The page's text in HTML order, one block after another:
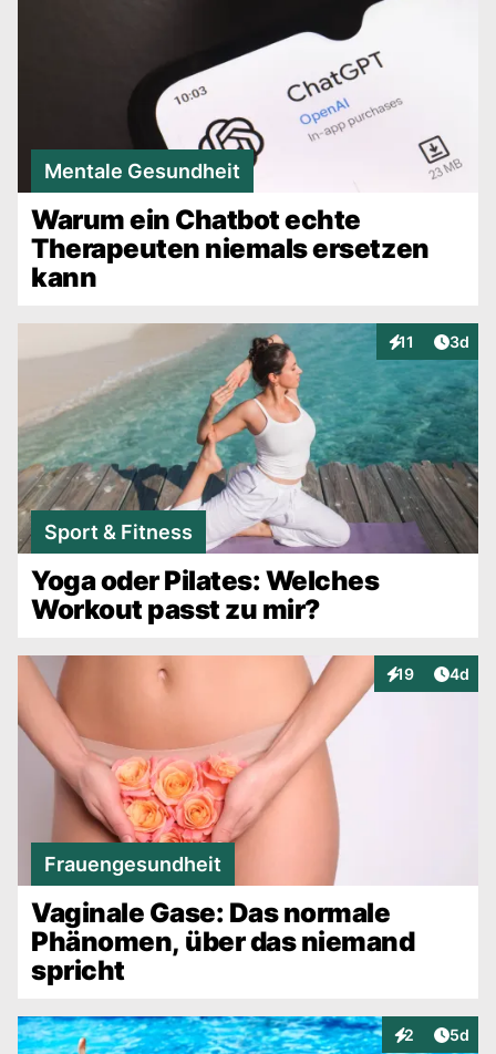
Mentale Gesundheit
Warum ein Chatbot echte
Therapeuten niemals ersetzen
kann
11
Interaktionen
3d
Sport & Fitness
Yoga oder Pilates: Welches
Workout passt zu mir?
19
Interaktionen
4d
Frauengesundheit
Vaginale Gase: Das normale
Phänomen, über das niemand
spricht
2
Interaktionen
5d